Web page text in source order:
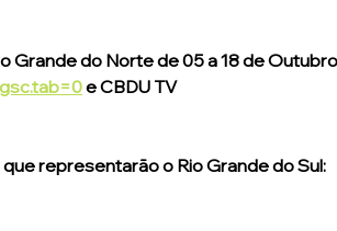
do Norte de 05 a 18 de
e CBDU TV
representarão o Rio Grande do Sul: